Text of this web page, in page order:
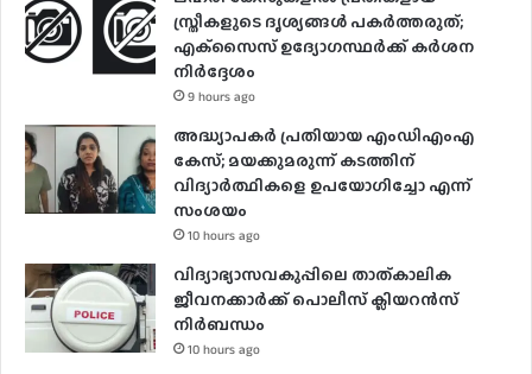
സ്ത്രീകളുടെ ദൃശ്യങ്ങൾ പകർത്തരുത്;
എക്‌സൈസ് ഉദ്യോഗസ്ഥർക്ക് കർശന
നിർദ്ദേശം
9 hours ago
അദ്ധ്യാപകർ പ്രതിയായ എംഡിഎംഎ
കേസ്; മയക്കുമരുന്ന് കടത്തിന്
വിദ്യാർത്ഥികളെ ഉപയോ​ഗിച്ചോ എന്ന്
സംശയം
10 hours ago
വിദ്യാഭ്യാസവകുപ്പിലെ താത്കാലിക
ജീവനക്കാർക്ക് പൊലീസ് ക്ലിയറൻസ്
നിർബന്ധം
10 hours ago